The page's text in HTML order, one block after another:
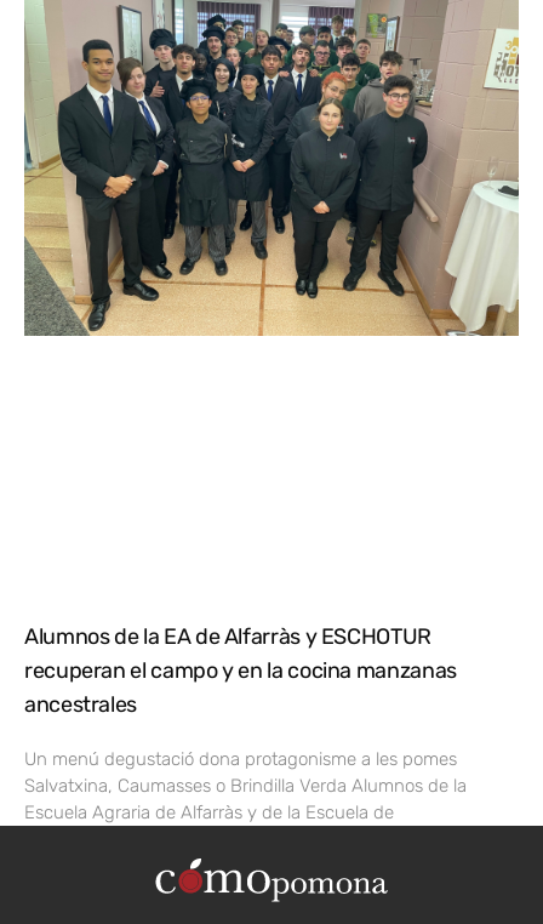
Alumnos de la EA de Alfarràs y ESCHOTUR
recuperan el campo y en la cocina manzanas
ancestrales
Un menú degustació dona protagonisme a les pomes
Salvatxina, Caumasses o Brindilla Verda Alumnos de la
Escuela Agraria de Alfarràs y de la Escuela de